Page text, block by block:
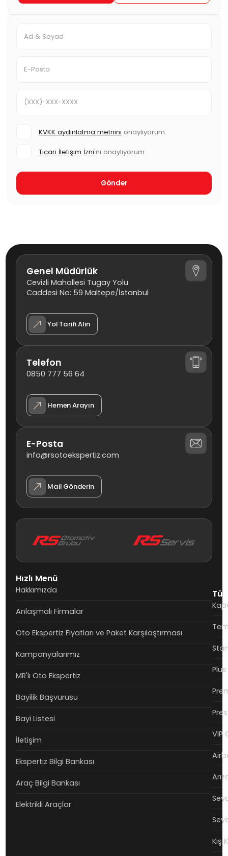
KVKK aydınlatma metnini onaylıyorum.
Ticari İletişim İzni'ni onaylıyorum.
Genel Müdürlük
Cevizli Mahallesi Tugay Yolu
Caddesi No: 59 Maltepe/İstanbul
Yol Tarifi Alın
Telefon
0850 777 56 64
Hemen Arayın
E-Posta
info@rsotoekspertiz.com
Mail Gönderin
Hızlı Menü
Hakkımızda
Anlaşmalı Firmalar
Oto Ekspertiz Fiyatları ve Paket Karşılaştırması
Kampanyalarımız
MR'lı Oto Ekspertiz
Bayilik Başvurusu
Bayi Listesi
İletişim
Ekspertiz Bilgi Bankası
Araç Bilgi Bankası
Elektrikli Araçlar
VIP
Kış